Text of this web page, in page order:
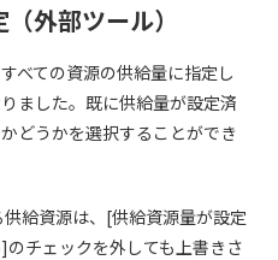
外部ツール）
べての資源の供給量に指定し
ました。既に供給量が設定済
どうかを選択することができ
給資源は、[供給資源量が設定
チェックを外しても上書きさ